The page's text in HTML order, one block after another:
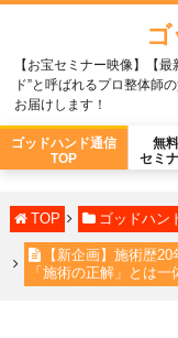
【お宝セミナー映像】【
ド”と呼ばれるプロ整体師
お届けします！
ゴッドハンド通信
TOP
無
セミ
TOP ゴッドハン
【新企画】施術歴
「施術の正解」とは